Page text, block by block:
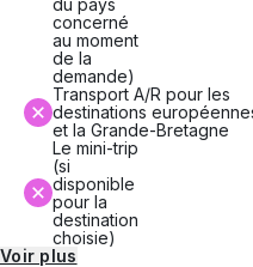
du pays
concerné
au moment
de la
demande)
Transport A/R pour les
destinations
et la Grande-Bretagne
Le mini-trip
(si
disponible
pour la
destination
choisie)
Voir plus